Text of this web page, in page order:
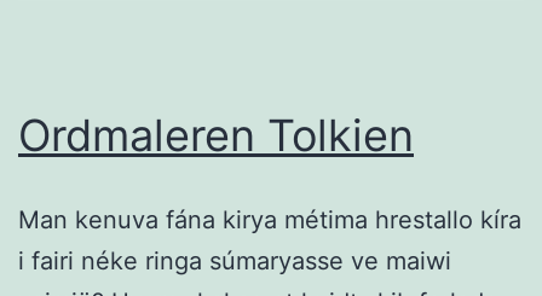
Ordmaleren Tolkien
Man kenuva fána kirya métima hrestallo kíra
i fairi néke ringa súmaryasse ve maiwi